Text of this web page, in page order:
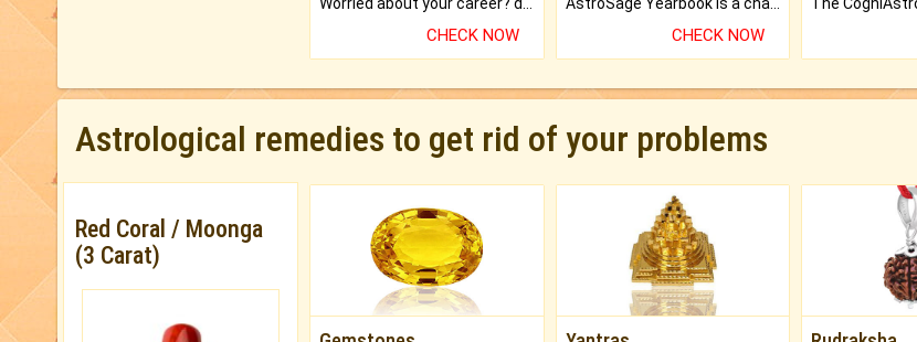
CHECK NOW CHECK NOW
Astrological remedies to get rid of your problems
Red Coral / Moonga
(3 Carat)